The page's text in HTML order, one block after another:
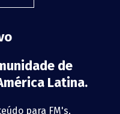
de
Latina.
para FM's,